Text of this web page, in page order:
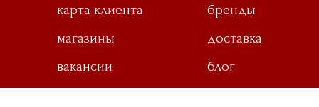
карта клиента
бренды
магазины
доставка
вакансии
блог